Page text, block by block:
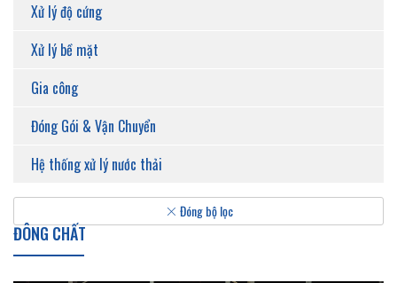
Xử lý độ cứng
Xử lý bề mặt
Gia công
Đóng Gói & Vận Chuyển
Hệ thống xử lý nước thải
Đóng bộ lọc
ĐÔNG CHẤT